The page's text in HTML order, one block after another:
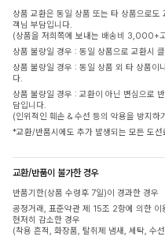
상품 교환은 동일 상품 또는 타 상품으로
객님 부담입니다.
(상품을 저희쪽에 보내는 배송비 3,000+
상품 불량일 경우 : 동일 상품으로 교환시
상품 불량일 경우 : 동일 상품 외 타 상품
다.
상품 불량일 경우 : 교환이 아닌 변심으로
담입니다.
(인위적인 훼손 & 수선 등의 악용을 방지하
*교환/반품시에도 추가 발생되는 모든 도
교환/반품이 불가한 경우
반품기한(상품 수령후 7일)이 경과한 경우
공정거래, 표준약관 제 15조 2항에 의한
현저히 감소한 경우
(착용 흔적, 화장품, 탈취제 냄새, 세탁, 수